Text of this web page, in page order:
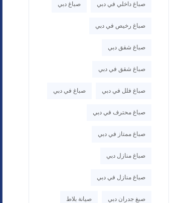
صباغ داخلي في دبي صباغ دبي
صباغ رخيص في دبي
صباغ شقق دبي
صباغ شقق في دبي
صباغ فلل في دبي صباغ في دبي
صباغ محترف في دبي
صباغ ممتاز في دبي
صباغ منازل دبي
صباغ منازل في دبي
صبغ جدران دبي صيانة بلاط